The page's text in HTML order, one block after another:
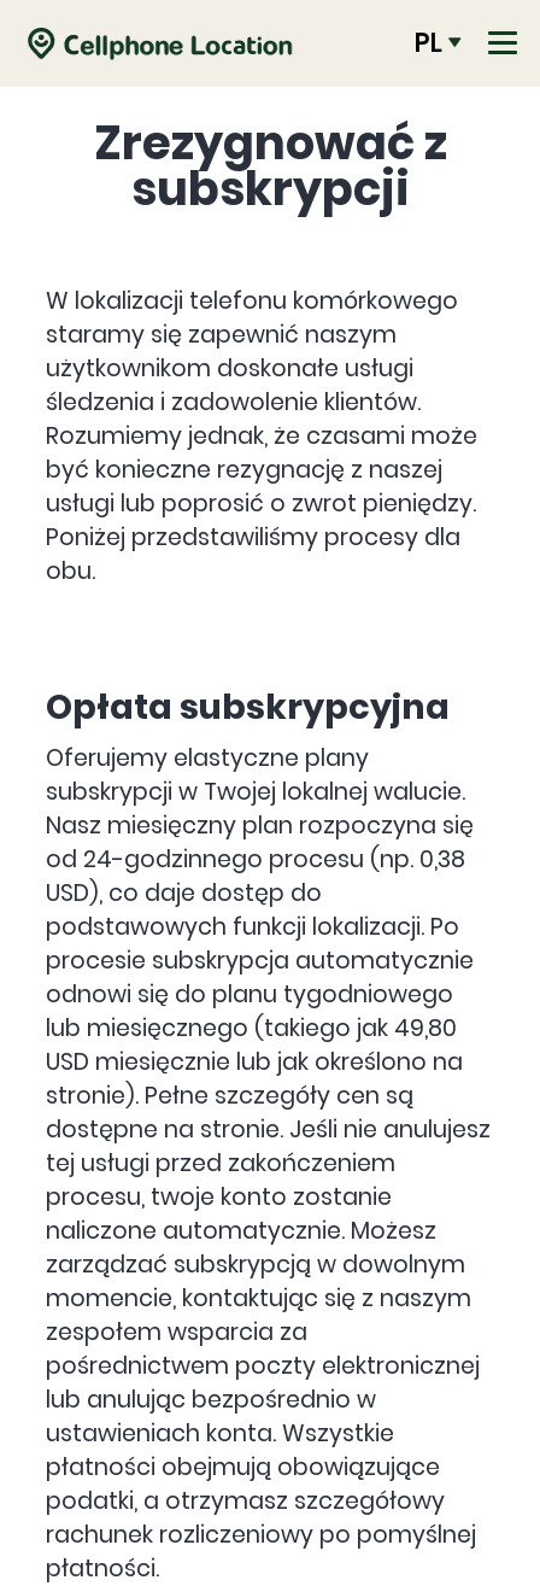
PL
Zrezygnować z
subskrypcji
W lokalizacji telefonu komórkowego
staramy się zapewnić naszym
użytkownikom doskonałe usługi
śledzenia i zadowolenie klientów.
Rozumiemy jednak, że czasami może
być konieczne rezygnację z naszej
usługi lub poprosić o zwrot pieniędzy.
Poniżej przedstawiliśmy procesy dla
obu.
Opłata subskrypcyjna
Oferujemy elastyczne plany
subskrypcji w Twojej lokalnej walucie.
Nasz miesięczny plan rozpoczyna się
od 24-godzinnego procesu (np. 0,38
USD), co daje dostęp do
podstawowych funkcji lokalizacji. Po
procesie subskrypcja automatycznie
odnowi się do planu tygodniowego
lub miesięcznego (takiego jak 49,80
USD miesięcznie lub jak określono na
stronie). Pełne szczegóły cen są
dostępne na stronie. Jeśli nie anulujesz
tej usługi przed zakończeniem
procesu, twoje konto zostanie
naliczone automatycznie. Możesz
zarządzać subskrypcją w dowolnym
momencie, kontaktując się z naszym
zespołem wsparcia za
pośrednictwem poczty elektronicznej
lub anulując bezpośrednio w
ustawieniach konta. Wszystkie
płatności obejmują obowiązujące
podatki, a otrzymasz szczegółowy
rachunek rozliczeniowy po pomyślnej
płatności.